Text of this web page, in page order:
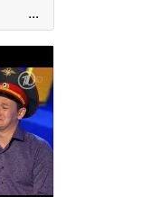
...